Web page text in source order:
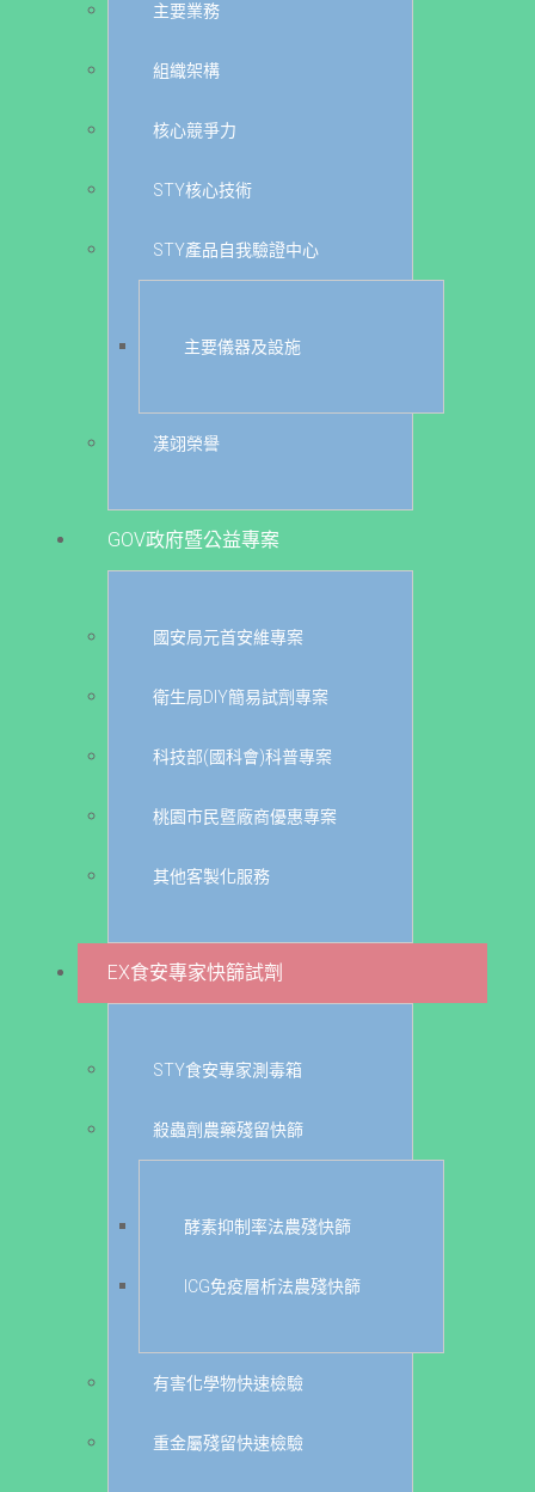
主要業務
組織架構
核心競爭力
STY核心技術
STY產品自我驗證中心
主要儀器及設施
漢翊榮譽
GOV政府暨公益專案
國安局元首安維專案
衛生局DIY簡易試劑專案
科技部(國科會)科普專案
桃園市民暨廠商優惠專案
其他客製化服務
EX食安專家快篩試劑
STY食安專家測毒箱
殺蟲劑農藥殘留快篩
酵素抑制率法農殘快篩
ICG免疫層析法農殘快篩
有害化學物快速檢驗
重金屬殘留快速檢驗